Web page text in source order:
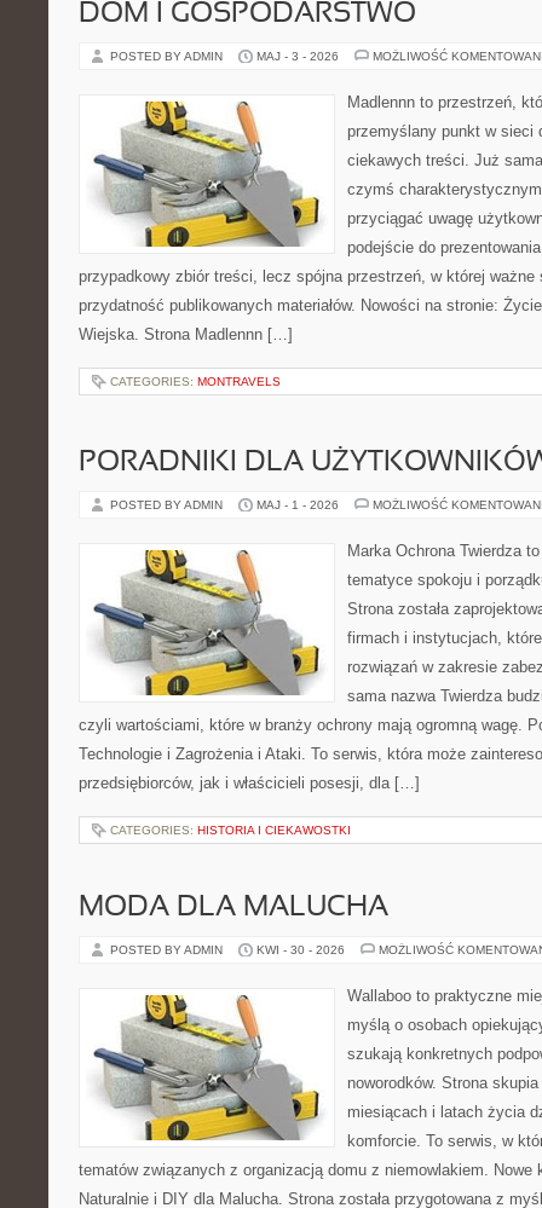
DOM I GOSPODARSTWO
POSTED BY ADMIN MAJ - 3 - 2026 MOŻLIWOŚĆ
Madlennn to przestrzeń,
przemyślany punkt w sieci
ciekawych treści. Już
czymś
przyciągać uwagę
podejście do
przypadkowy zbiór treści, lecz spójna przestrzeń, w której
przydatność publikowanych materiałów. Nowości na stronie:
Wiejska. Strona Madlennn […]
CATEGORIES: MONTRAVELS
PORADNIKI DLA
POSTED BY ADMIN MAJ - 1 - 2026 MOŻLIWOŚĆ
Marka Ochrona Twierdza
tematyce spokoju i
Strona została
firmach i instytucjach,
rozwiązań w zakresie
sama nazwa Twierdza
czyli wartościami, które w branży ochrony mają ogromną wagę.
Technologie i Zagrożenia i Ataki. To serwis, która może
przedsiębiorców, jak i właścicieli posesji, dla […]
CATEGORIES: HISTORIA I CIEKAWOSTKI
MODA DLA MALUCHA
POSTED BY ADMIN KWI - 30 - 2026 MOŻLIWOŚĆ
Wallaboo to praktyczne
myślą o osobach
szukają konkretnych
noworodków. Strona
miesiącach i latach życia
komforcie. To serwis, w
tematów związanych z organizacją domu z niemowlakiem. Nowe
Naturalnie i DIY dla Malucha. Strona została przygotowana z